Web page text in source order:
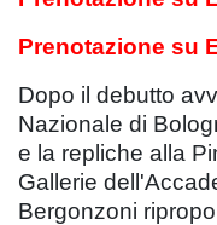
Prenotazione su
Dopo il debutto
Nazionale di
e la repliche alla
Gallerie
Bergonzoni